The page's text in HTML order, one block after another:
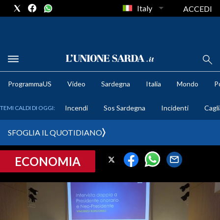
METEO
CRONACA SARDEGNA
PROVINCIA DI CAGLIARI
Italy ACCEDI
ProgrammaUS Video Sardegna Italia Mondo
TEMI CALDI DI OGGI: Incendi Sos Sardegna Incidenti
SFOGLIA IL QUOTIDIANO
ECONOMIA